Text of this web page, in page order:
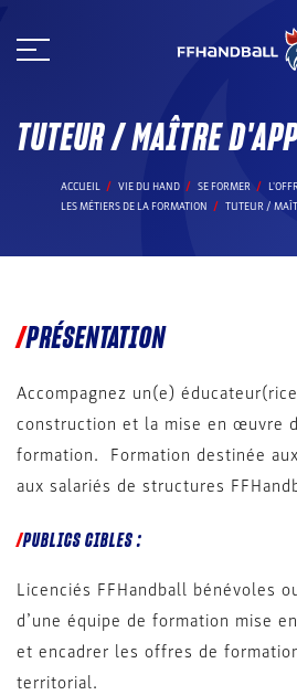
au
TUTEUR / MAÎTRE
ACCUEIL VIE DU HAND SE FORMER
LES MÉTIERS DE LA FORMATION
TUTEUR /
PRÉSENTATION
Accompagnez un(e)
construction et la mise en œuvre
formation. Formation destinée
aux salariés de structures
PUBLICS CIBLES :
Licenciés FFHandball bénévoles
d’une équipe de formation mise
et encadrer les offres de
territorial.